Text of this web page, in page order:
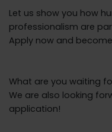
Let us show you how
professionalism are
Apply now and
What are you waiting
We are also looking
application!